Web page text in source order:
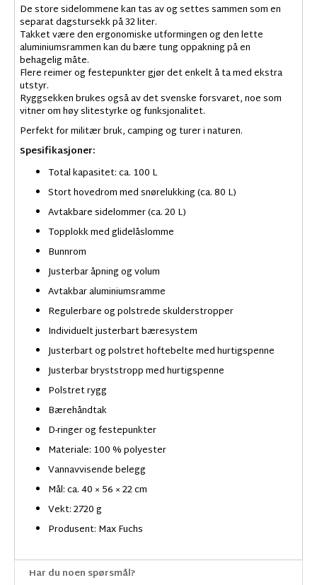
De store sidelommene kan tas av og settes sammen som en
separat dagstursekk på 32 liter.
Takket være den ergonomiske utformingen og den lette
aluminiumsrammen kan du bære tung oppakning på en
behagelig måte.
Flere reimer og festepunkter gjør det enkelt å ta med ekstra
utstyr.
Ryggsekken brukes også av det svenske forsvaret, noe som
vitner om høy slitestyrke og funksjonalitet.
Perfekt for militær bruk, camping og turer i naturen.
Spesifikasjoner:
Total kapasitet: ca. 100 L
Stort hovedrom med snørelukking (ca. 80 L)
Avtakbare sidelommer (ca. 20 L)
Topplokk med glidelåslomme
Bunnrom
Justerbar åpning og volum
Avtakbar aluminiumsramme
Regulerbare og polstrede skulderstropper
Individuelt justerbart bæresystem
Justerbart og polstret hoftebelte med hurtigspenne
Justerbar bryststropp med hurtigspenne
Polstret rygg
Bærehåndtak
D-ringer og festepunkter
Materiale: 100 % polyester
Vannavvisende belegg
Mål: ca. 40 × 56 × 22 cm
Vekt: 2720 g
Produsent: Max Fuchs
Har du noen spørsmål?